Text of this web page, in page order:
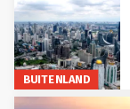
BUITENLAND